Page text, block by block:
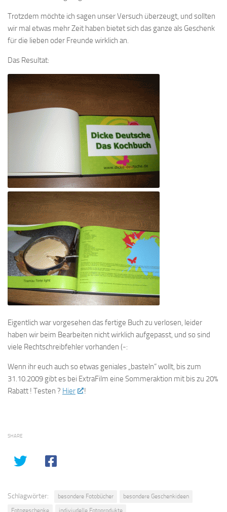
Trotzdem möchte ich sagen unser Versuch überzeugt, und sollten
wir mal etwas mehr Zeit haben bietet sich das ganze als Geschenk
für die lieben oder Freunde wirklich an.
Das Resultat:
Eigentlich war vorgesehen das fertige Buch zu verlosen, leider
haben wir beim Bearbeiten nicht wirklich aufgepasst, und so sind
viele Rechtschreibfehler vorhanden (-:
Wenn ihr euch auch so etwas geniales „basteln“ wollt, bis zum
31.10.2009 gibt es bei ExtraFilm eine Sommeraktion mit bis zu 20%
Rabatt ! Testen ? Hier !
SHARE
Schlagwörter: besondere Fotobücher
besondere Geschenkideen
Fotogeschenke
indiviudelle Fotoprodukte